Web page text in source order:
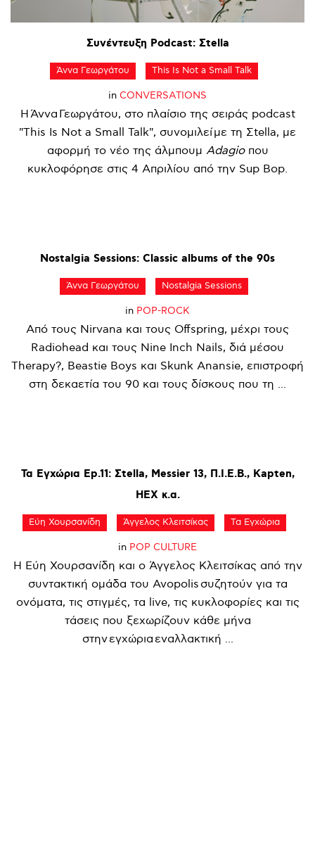
Συνέντευξη Podcast: Σtella
Άννα Γεωργάτου This Is Not a Small Talk
in CONVERSATIONS
Η Άννα Γεωργάτου, στο πλαίσιο της σειράς podcast
"This Is Not a Small Talk", συνομιλεί με τη Σtella, με
αφορμή το νέο της άλμπουμ Adagioπου
κυκλοφόρησε στις 4 Απριλίου από την Sup Bop.
Nostalgia Sessions: Classic albums of the 90s
Άννα Γεωργάτου Nostalgia Sessions
in POP-ROCK
Από τους Nirvana και τους Offspring, μέχρι τους
Radiohead και τους Nine Inch Nails, διά μέσου
Therapy?, Beastie Boys και Skunk Anansie, επιστροφή
στη δεκαετία του 90 και τους δίσκους που τη ...
Τα Εγχώρια Ep.11: Σtella, Messier 13, Π.Ι.Ε.Β., Kapten,
HEX κ.α.
Εύη Χουρσανίδη Άγγελος Κλειτσίκας Τα Εγχώρια
in POP CULTURE
Η Εύη Χουρσανίδη και ο Άγγελος Κλειτσίκας από την
συντακτική ομάδα του Avopolis συζητούν για τα
ονόματα, τις στιγμές, τα live, τις κυκλοφορίες και τις
τάσεις που ξεχωρίζουν κάθε μήνα
στην εγχώρια εναλλακτική ...